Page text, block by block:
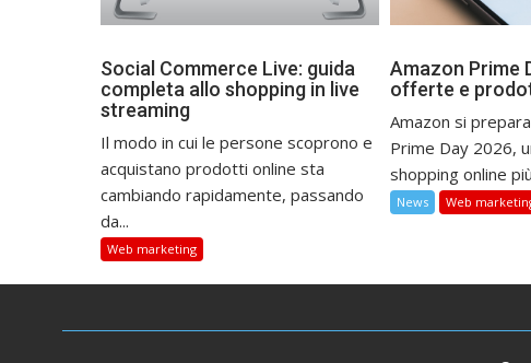
Social Commerce Live: guida
completa allo shopping in live
streaming
Il modo in cui le persone scoprono e
acquistano prodotti online sta
cambiando rapidamente, passando
da...
Web marketing
Amazon Prime
offerte e
Amazon si
Prime Day 2026,
shopping online
News Web